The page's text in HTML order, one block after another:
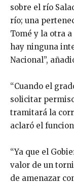
sobre el río
río; una
Tomé y la otra
hay ninguna
Nacional”,
“Cuando el
solicitar
tramitará la
aclaró el
“Ya que el
valor de un
de amenazar